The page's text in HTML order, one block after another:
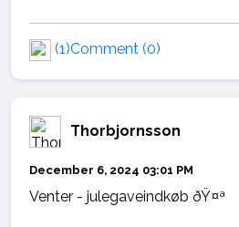
(1)Comment (0)
Thorbjornsson
December 6, 2024 03:01 PM
Venter - julegaveindkøb ðŸ¤ª